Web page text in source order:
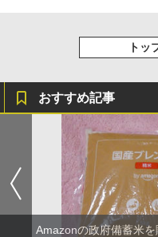
トッ
おすすめ記事
Amazonの政府備蓄米を